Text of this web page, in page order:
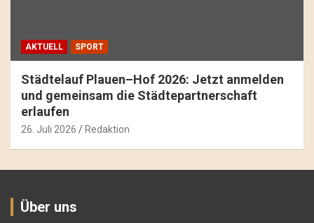
AKTUELL SPORT
Städtelauf Plauen–Hof 2026: Jetzt anmelden
und gemeinsam die Städtepartnerschaft
erlaufen
26. Juli 2026 Redaktion
Über uns